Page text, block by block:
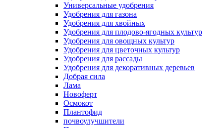
Универсальные удобрения
Удобрения для газона
Удобрения для хвойных
Удобрения для плодово-ягодных культур
Удобрения для овощных культур
Удобрения для цветочных культур
Удобрения для рассады
Удобрения для декоративных деревьев
Добрая сила
Лама
Новоферт
Осмокот
Плантофид
почвоулучшители